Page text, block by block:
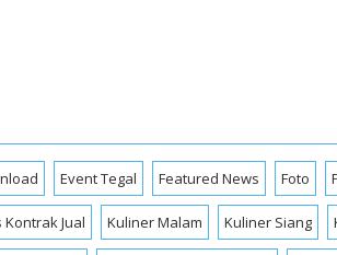
Event Tegal Featured News Foto
Kontrak Jual Kuliner Malam Kuliner Siang